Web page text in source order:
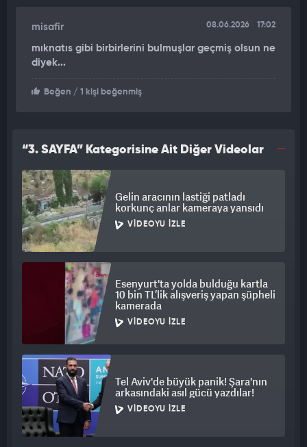
Yaralılardan Kerem S.'nin hayati tehlikesinin bulunduğu
araçların kaldırılmasının ardından normale döndü.
KAZA ANI KASK KAMERASINDA
ilgili inceleme başlatıldı.
misafir 08.06.2026 17:02
mıknatıs gibi birbirlerini bulmuşlar geçmiş olsun ne
diyek...
Beğen / 1 kişi beğenmiş
“3. SAYFA” Kategorisine Ait Diğer Videolar
Gelin aracının lastiği patladı
korkunç anlar kameraya yansıdı
VIDEOYU İZLE
Esenyurt'ta yolda bulduğu kartla
10 bin TL’lik alışveriş yapan şüpheli
kamerada
VIDEOYU İZLE
Tel Aviv'de büyük panik! Şara'nın
arkasındaki asıl gücü yazdılar!
VIDEOYU İZLE